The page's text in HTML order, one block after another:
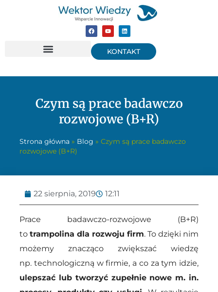
KONTAKT
Czym są prace badawczo
rozwojowe (B+R)
Strona główna » Blog » Czym są prace badawczo
rozwojowe (B+R)
22 sierpnia, 2019 12:11
Prace badawczo-rozwojowe (B+R)
to trampolina dla rozwoju firm. To dzięki nim
możemy znacząco zwiększać wiedzę
np. technologiczną w firmie, a co za tym idzie,
ulepszać lub tworzyć zupełnie nowe m. in.